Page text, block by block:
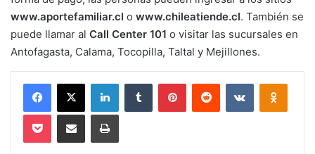
www.aportefamiliar.cl o www.chileatiende.cl. También se
puede llamar al Call Center 101 o visitar las sucursales en
Antofagasta, Calama, Tocopilla, Taltal y Mejillones.
Facebook
X LinkedInTumblr PinterestReddit VKontakte
Pocket Compartir via email Imprimir